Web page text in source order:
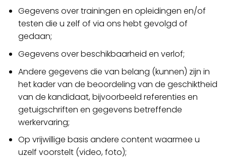
Gegevens over trainingen en opleidingen en/of
testen die u zelf of via ons hebt gevolgd of
gedaan;
Gegevens over beschikbaarheid en verlof;
Andere gegevens die van belang (kunnen) zijn in
het kader van de beoordeling van de geschiktheid
van de kandidaat, bijvoorbeeld referenties en
getuigschriften en gegevens betreffende
werkervaring;
Op vrijwillige basis andere content waarmee u
uzelf voorstelt (video, foto);